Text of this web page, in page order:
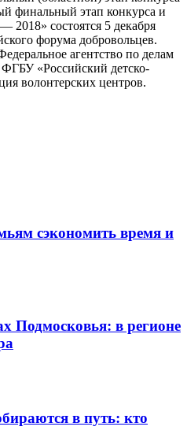
финальный этап конкурса и
2018» состоятся 5 декабря
форума добровольцев.
агентство по делам
«Российский детско-
волонтерских центров.
сэкономить время и
Подмосковья: в регионе
в путь: кто